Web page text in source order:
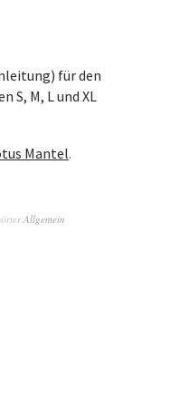
für den
S, M, L und XL
Mantel.
Allgemein